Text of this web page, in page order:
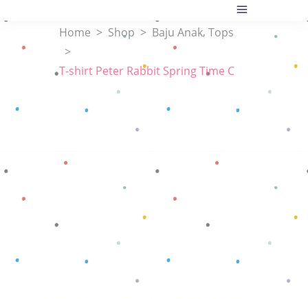
Home > Shop > Baju Anak, Tops
>
T-shirt Peter Rabbit Spring Time C